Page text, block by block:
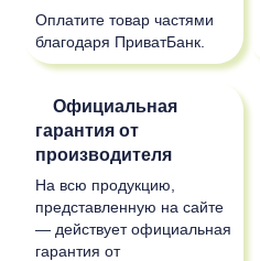
Оплатите товар частями
благодаря ПриватБанк.
Официальная
гарантия от
производителя
На всю продукцию,
представленную на сайте
— действует официальная
гарантия от